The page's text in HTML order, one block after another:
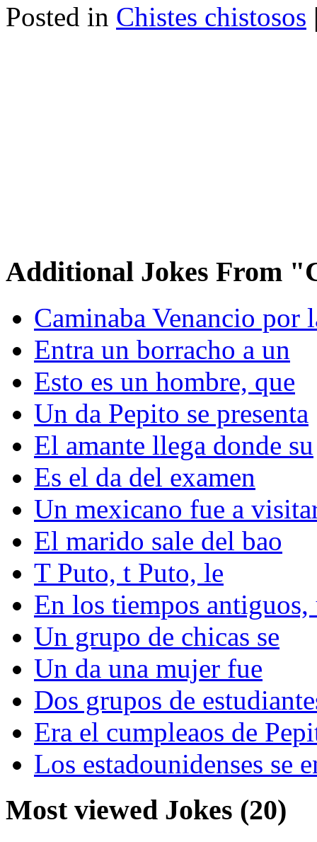
Posted in Chistes chistosos
Additional Jokes From
Caminaba Venancio por
Entra un borracho a un
Esto es un hombre, que
Un da Pepito se presenta
El amante llega donde su
Es el da del examen
Un mexicano fue a
El marido sale del bao
T Puto, t Puto, le
En los tiempos antiguos,
Un grupo de chicas se
Un da una mujer fue
Dos grupos de
Era el cumpleaos de
Los estadounidenses se
Most viewed Jokes (20)